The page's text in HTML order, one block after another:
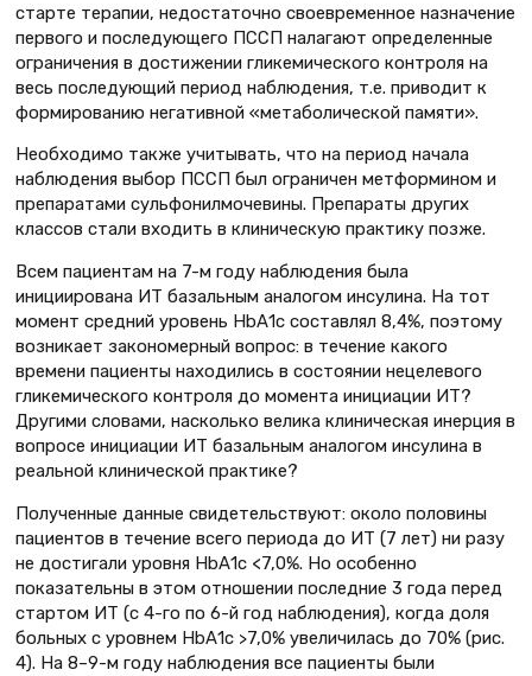
старте терапии, недостаточно своевременное назначение
первого и последующего ПССП налагают определенные
ограничения в достижении гликемического контроля на
весь последующий период наблюдения, т.е. приводит к
формированию негативной «метаболической памяти».
Необходимо также учитывать, что на период начала
наблюдения выбор ПССП был ограничен метформином и
препаратами сульфонилмочевины. Препараты других
классов стали входить в клиническую практику позже.
Всем пациентам на 7-м году наблюдения была
инициирована ИТ базальным аналогом инсулина. На тот
момент средний уровень НbА1с составлял 8,4%, поэтому
возникает закономерный вопрос: в течение какого
времени пациенты находились в состоянии нецелевого
гликемического контроля до момента инициации ИТ?
Другими словами, насколько велика клиническая инерция в
вопросе инициации ИТ базальным аналогом инсулина в
реальной клинической практике?
Полученные данные свидетельствуют: около половины
пациентов в течение всего периода до ИТ (7 лет) ни разу
не достигали уровня НbА1с <7,0%. Но особенно
показательны в этом отношении последние 3 года перед
стартом ИТ (с 4-го по 6-й год наблюдения), когда доля
больных с уровнем НbА1с >7,0% увеличилась до 70% (рис.
4). На 8–9-м году наблюдения все пациенты были